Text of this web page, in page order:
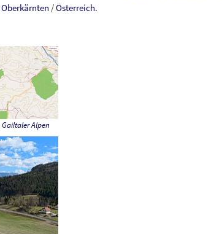
Oberkärnten /Österreich.
Gailtaler Alpen